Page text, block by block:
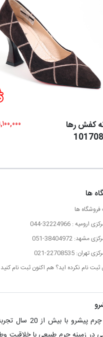
کفش رها
۹,۱۰۰,۰۰۰
ها
ها
: 32224966-044
مشهد: 38404972-051
22708535-021
ثبت نام نکرده اید؟ هم اکنون ثبت نام کنید
مجموعه چرم